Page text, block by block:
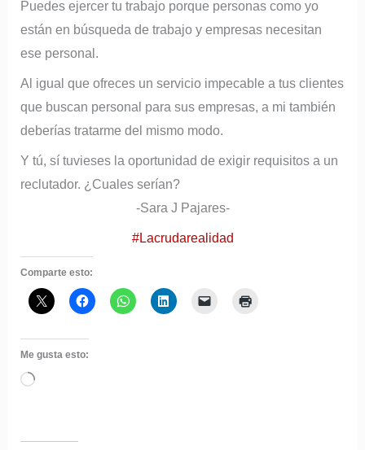
Puedes ejercer tu trabajo porque personas como yo
están en búsqueda de trabajo y empresas necesitan
ese personal.
Al igual que ofreces un servicio impecable a tus clientes
que buscan personal para sus empresas, a mi también
deberías tratarme del mismo modo.
Y tú, sí tuvieses la oportunidad de exigir requisitos a un
reclutador. ¿Cuales serían?
-Sara J Pajares-
#Lacrudarealidad
Comparte esto:
Me gusta esto:
Cargando...